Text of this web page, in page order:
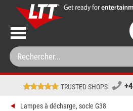
TRUSTED SHOPS
Lampes à décharge, socle G38